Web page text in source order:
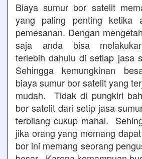
Biaya sumur bor satelit
yang paling penting ketika
pemesanan. Dengan
saja anda bisa
terlebih dahulu di setiap jasa
Sehingga kemungkinan
biaya sumur bor satelit yang
mudah. Tidak di pungkiri
bor satelit dari setip jasa
terbilang cukup mahal.
jika orang yang memang
bor ini memang seorang